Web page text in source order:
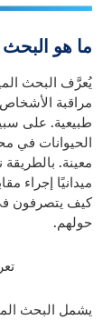
ما هو البحث
يُعرَّف البحث
مراقبة
طبيعية. على
الحيوانات في
معينة. بالطريقة
ميدانيًا إجراء
كيف يتصرفون
حولهم.
يشمل البحث